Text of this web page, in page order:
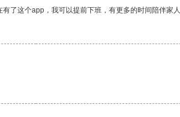
了这个app，我可以提前下班，有更多的时间陪伴家人